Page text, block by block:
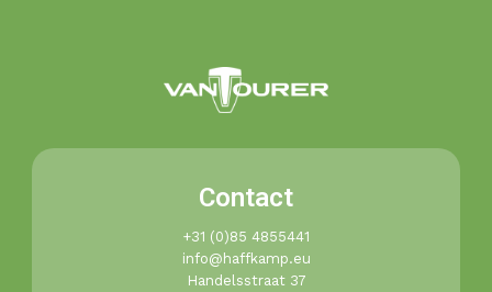
Contact
+31 (0)85 4855441​
info@haffkamp.eu​
Handelsstraat 37